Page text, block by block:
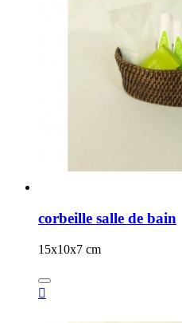
corbeille salle de bain
15x10x7 cm
